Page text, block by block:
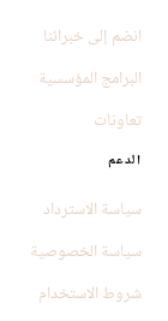
انضم إلى خبرائنا
البرامج المؤسسية
تعاونات
الدعم
سياسة الاسترداد
سياسة الخصوصية
شروط الاستخدام